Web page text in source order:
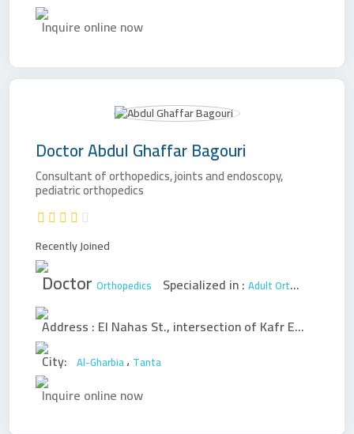
Inquire online now
DoctorAbdul Ghaffar Bagouri
Consultant of orthopedics, joints and endoscopy,
pediatric orthopedics
Recently Joined
Doctor Orthopedics Specialized in : Adult Orthopedic Surgery
Address : El Nahas St., intersection of Kafr Essam Street
City: Al-Gharbia، Tanta
Inquire online now